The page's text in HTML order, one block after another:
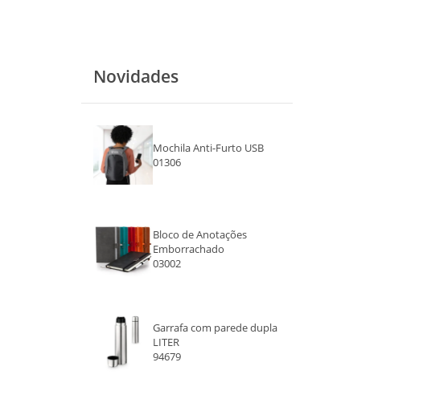
Novidades
Mochila Anti-Furto USB
01306
Bloco de Anotações
Emborrachado
03002
Garrafa com parede dupla
LITER
94679